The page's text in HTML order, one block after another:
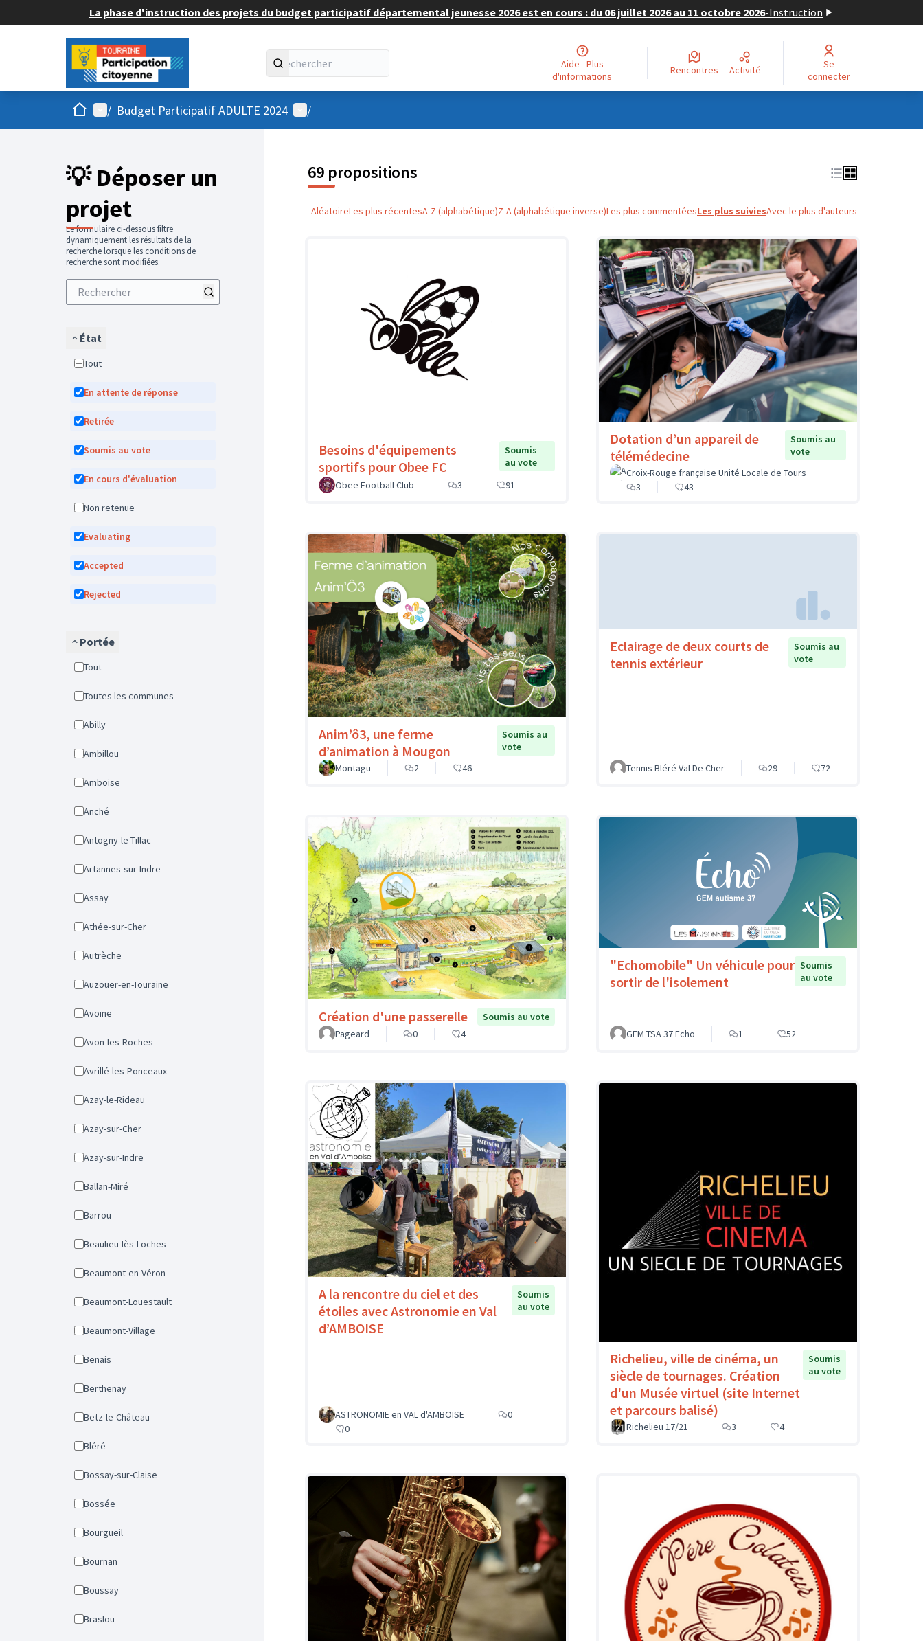
La phase d'instruction des projets du budget participatif départemental jeunesse 2026 est en cours : du 06 juillet 2026 au 11 octobre 2026-Instruction
Aide - Plus
d'informations
Rencontres Activité
Se
connecter
AccueilMenu principal
/ Budget Participatif ADULTE 2024 Menu utilisateur
/
💡 Déposer un
projet
Le formulaire ci-dessous filtre
dynamiquement les résultats de la
recherche lorsque les conditions de
recherche sont modifiées.
État
Tout
En attente de réponse
Retirée
Soumis au vote
En cours d'évaluation
Non retenue
Evaluating
Accepted
Rejected
Portée
Tout
Toutes les communes
Abilly
Ambillou
Amboise
Anché
Antogny-le-Tillac
Artannes-sur-Indre
Assay
Athée-sur-Cher
Autrèche
Auzouer-en-Touraine
Avoine
Avon-les-Roches
Avrillé-les-Ponceaux
Azay-le-Rideau
Azay-sur-Cher
Azay-sur-Indre
Ballan-Miré
Barrou
Beaulieu-lès-Loches
Beaumont-en-Véron
Beaumont-Louestault
Beaumont-Village
Benais
Berthenay
Betz-le-Château
Bléré
Bossay-sur-Claise
Bossée
Bourgueil
Bournan
Boussay
Braslou
69 propositions
AléatoireLes plus récentesA-Z (alphabétique)Z-A (alphabétique inverse)Les plus commentéesLes plus suiviesAvec le plus d'auteurs
Besoins d'équipements
sportifs pour Obee FC
Soumis
au vote
Obee Football Club
3 91
Dotation d’un appareil de
télémédecine
Soumis au
vote
Croix-Rouge française Unité Locale de Tours
3
43
Anim’ô3, une ferme
d’animation à Mougon
Soumis au
vote
Montagu
2 46
Eclairage de deux courts de
tennis extérieur
Soumis au
vote
Tennis Bléré Val De Cher 29 72
Création d'une passerelle
Soumis au vote
Pageard
0 4
"Echomobile" Un véhicule pour
sortir de l'isolement
Soumis
au vote
GEM TSA 37 Echo 1 52
A la rencontre du ciel et des
étoiles avec Astronomie en Val
d’AMBOISE
Soumis
au vote
ASTRONOMIE en VAL d'AMBOISE
0
0
Richelieu, ville de cinéma, un
siècle de tournages. Création
d'un Musée virtuel (site Internet
et parcours balisé)
Soumis
au vote
Richelieu 17/21 3 4